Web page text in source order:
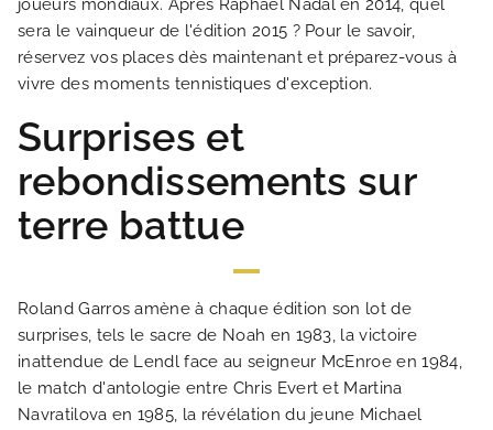
OFFRES EXCLUSIVES
NOS ENGAGEMENTS
GALERIE PHOTOS
ACTUALITÉS
FAQ
joueurs mondiaux. Après Raphaël Nadal en 2014, quel
sera le vainqueur de l'édition 2015 ? Pour le savoir,
réservez vos places dès maintenant et préparez-vous à
vivre des moments tennistiques d'exception.
Surprises et
rebondissements sur
terre battue
Roland Garros amène à chaque édition son lot de
surprises, tels le sacre de Noah en 1983, la victoire
inattendue de Lendl face au seigneur McEnroe en 1984,
le match d'antologie entre Chris Evert et Martina
Navratilova en 1985, la révélation du jeune Michael